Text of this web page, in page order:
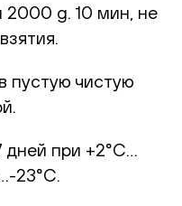
2000 g. 10 мин, не
пустую чистую
при +2°С…
23°С.